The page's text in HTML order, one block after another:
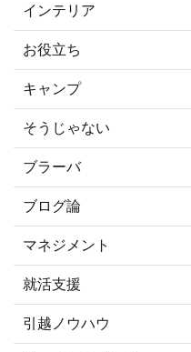
インテリア
お役立ち
キャンプ
そうじゃない
ブラーバ
ブログ論
マネジメント
就活支援
引越ノウハウ